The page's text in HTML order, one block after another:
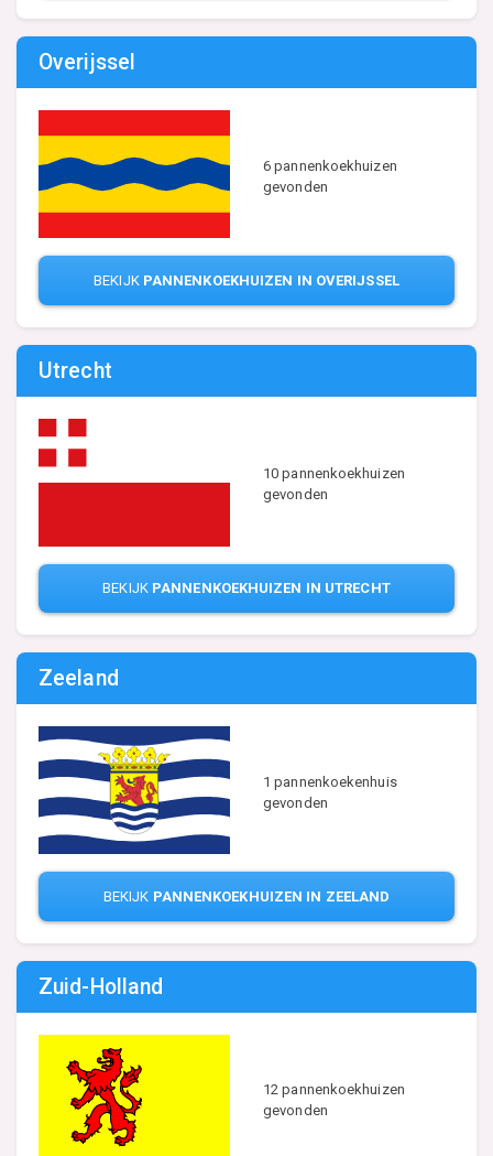
Overijssel
6 pannenkoekhuizen
gevonden
BEKIJK PANNENKOEKHUIZEN IN OVERIJSSEL
Utrecht
10 pannenkoekhuizen
gevonden
BEKIJK PANNENKOEKHUIZEN IN UTRECHT
Zeeland
1 pannenkoekenhuis
gevonden
BEKIJK PANNENKOEKHUIZEN IN ZEELAND
Zuid-Holland
12 pannenkoekhuizen
gevonden